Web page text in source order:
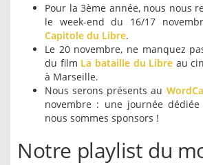
Pour la 3ème année, nous nous
le week-end du 16/17
Capitole du Libre.
Le 20 novembre, ne manquez
du film La bataille du Libre au
à Marseille.
Nous serons présents au
novembre : une journée
nous sommes sponsors !
Notre playlist du